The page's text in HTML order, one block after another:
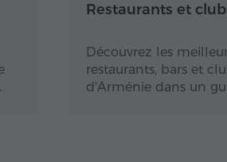
Restaurants et
Découvrez les
restaurants, bars et
d'Arménie dans un